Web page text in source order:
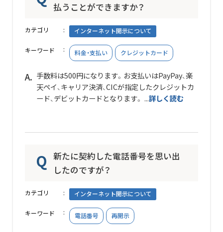
払うことができますか？
カテゴリ インターネット開示について
キーワード 料金・支払い クレジットカード
手数料は500円になります。お支払いはPayPay、楽
天ペイ、キャリア決済、CICが指定したクレジットカ
ード、デビットカードとなります。 ...詳しく読む
新たに契約した電話番号を思い出
したのですが？
カテゴリ インターネット開示について
キーワード 電話番号 再開示